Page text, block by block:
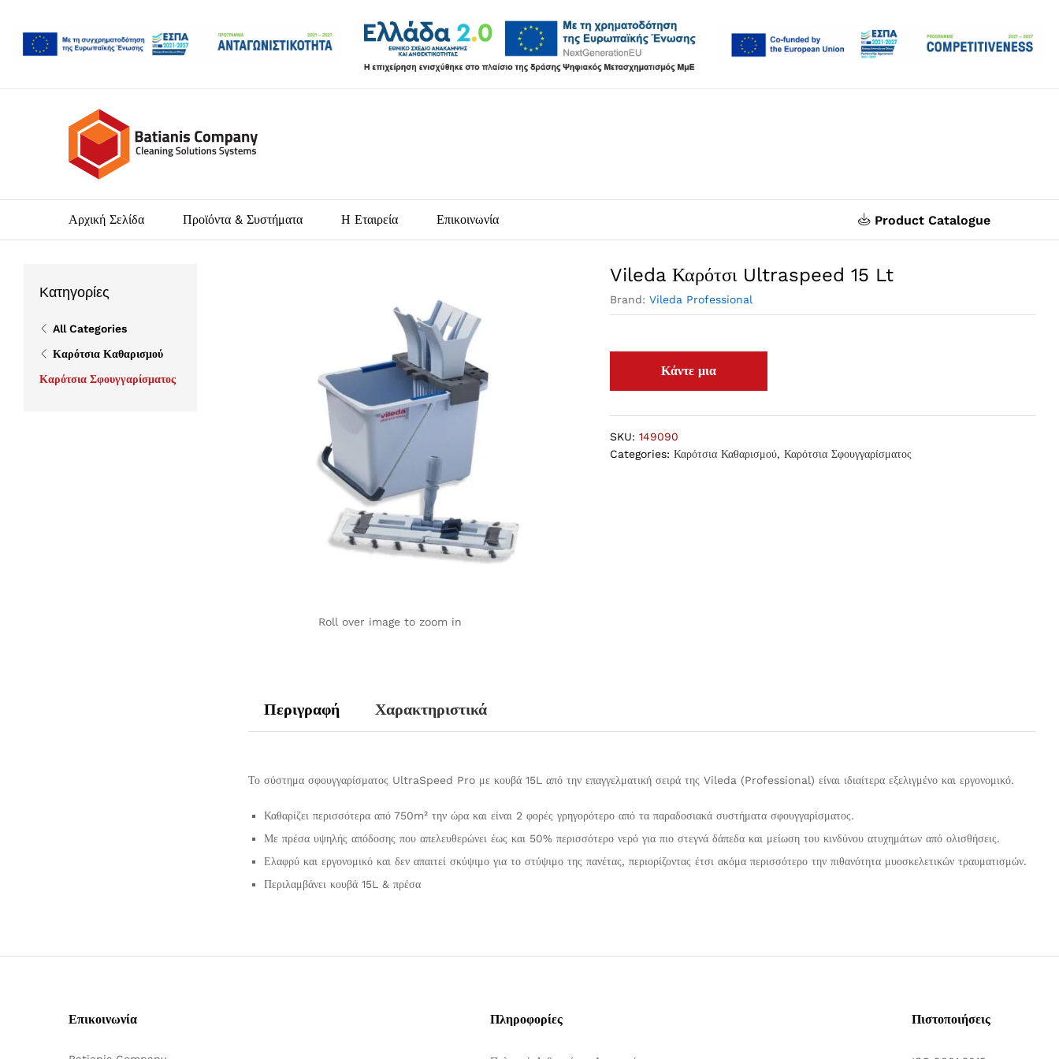
Αρχική Σελίδα Προϊόντα & Συστήματα Η Εταιρεία Επικοινωνία Product Catalogue
Roll over image to zoom in
Vileda Καρότσι Ultraspeed 15 Lt
Brand:Vileda Professional
SKU:149090
Categories:Καρότσια Καθαρισμού,Καρότσια Σφουγγαρίσματος
Περιγραφή Χαρακτηριστικά
Το σύστημα σφουγγαρίσματος UltraSpeed Pro με κουβά 15L από την επαγγελματική σειρά της Vileda (Professional) είναι ιδιαίτερα εξελιγμένο και εργονομικό.
Καθαρίζει περισσότερα από 750m² την ώρα και είναι 2 φορές γρηγορότερο από τα παραδοσιακά συστήματα σφουγγαρίσματος.
Με πρέσα υψηλής απόδοσης που απελευθερώνει έως και 50% περισσότερο νερό για πιο στεγνά δάπεδα και μείωση του κινδύνου ατυχημάτων από ολισθήσεις.
Ελαφρύ και εργονομικό και δεν απαιτεί σκύψιμο για το στύψιμο της πανέτας, περιορίζοντας έτσι ακόμα περισσότερο την πιθανότητα μυοσκελετικών τραυματισμών.
Περιλαμβάνει κουβά 15L & πρέσα
Κατηγορίες
All Categories
Καρότσια Καθαρισμού
Καρότσια Σφουγγαρίσματος
Επικοινωνία Πληροφορίες Πιστοποιήσεις